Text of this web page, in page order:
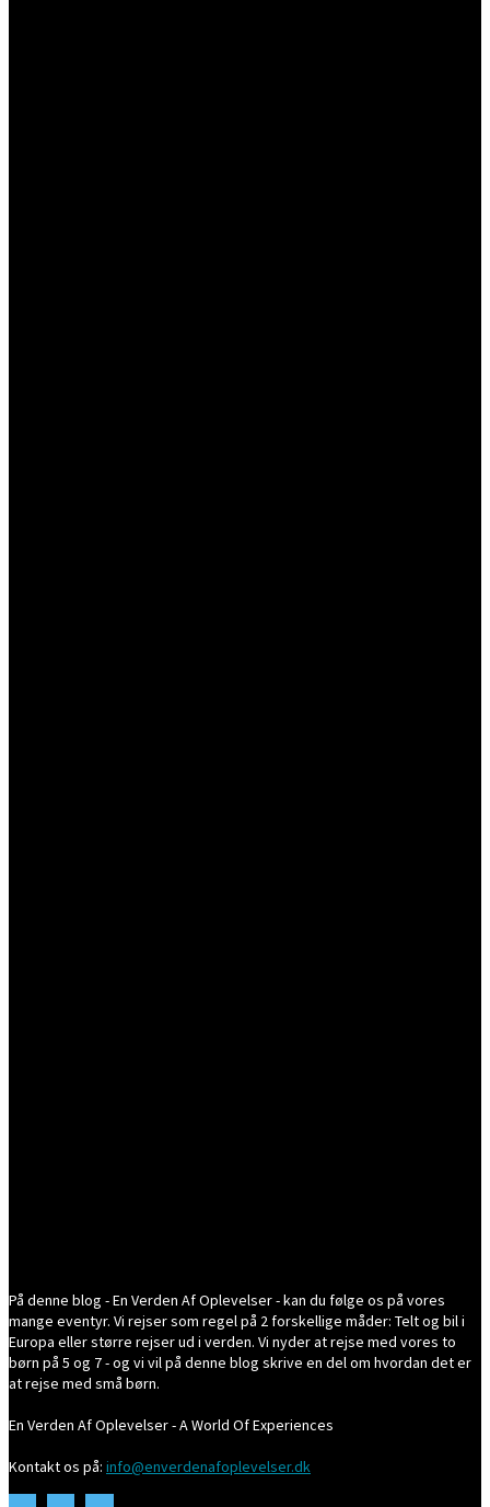
På denne blog - En Verden Af Oplevelser - kan du følge os på vores
mange eventyr. Vi rejser som regel på 2 forskellige måder: Telt og bil i
Europa eller større rejser ud i verden. Vi nyder at rejse med vores to
børn på 5 og 7 - og vi vil på denne blog skrive en del om hvordan det er
at rejse med små børn.
En Verden Af Oplevelser - A World Of Experiences
Kontakt os på: info@enverdenafoplevelser.dk